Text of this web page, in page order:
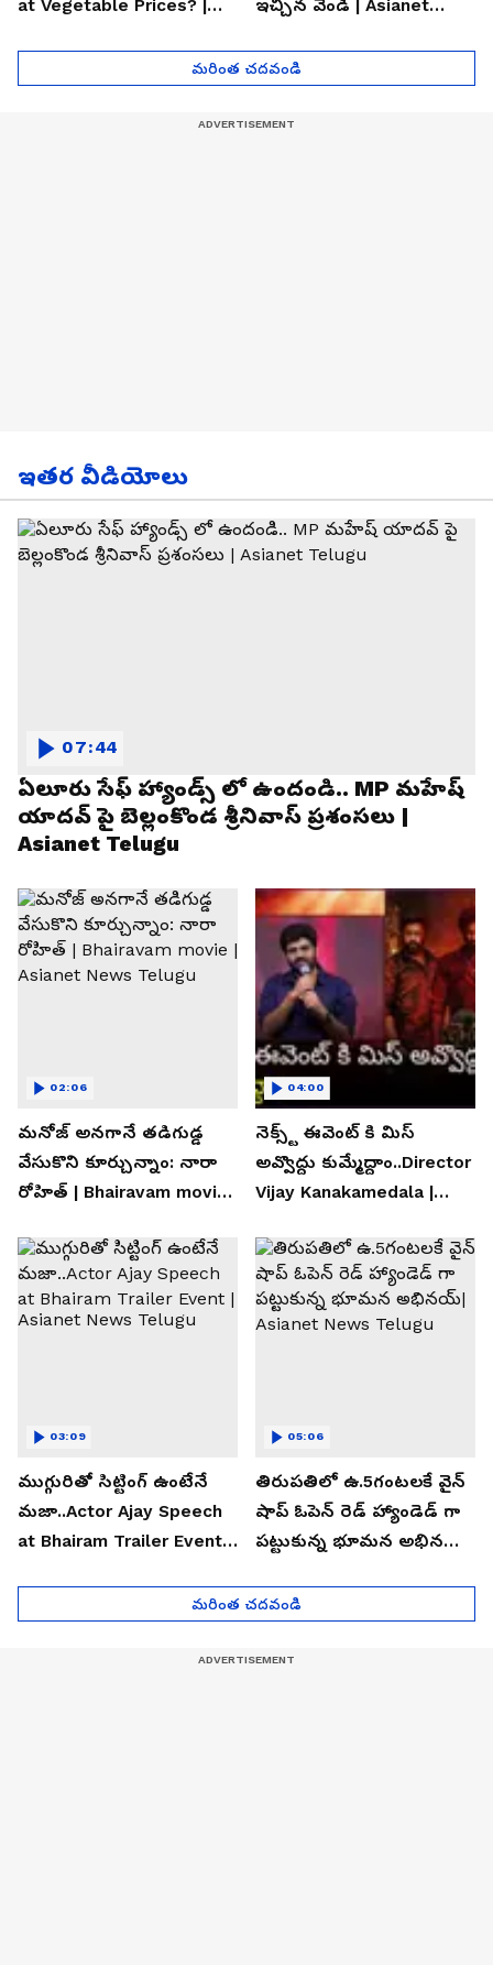
at Vegetable Prices? |
ఇచ్చిన వెండి | Asianet
మరింత చదవండి
ఇతర వీడియోలు
ఏలూరు సేఫ్ హ్యాండ్స్ లో ఉందండి.. MP మహేష్
యాదవ్ పై బెల్లంకొండ శ్రీనివాస్ ప్రశంసలు |
Asianet Telugu
07:44
మనోజ్ అనగానే తడిగుడ్డ
వేసుకొని కూర్చున్నాం: నారా
రోహిత్ | Bhairavam movie |
02:06
నెక్స్ట్ ఈవెంట్ కి మిస్
అవ్వొద్దు కుమ్మేద్దాం..Director
Vijay Kanakamedala |
04:00
ముగ్గురితో సిట్టింగ్ ఉంటేనే
మజా..Actor Ajay Speech
at Bhairam Trailer Event |
03:09
తిరుపతిలో ఉ.5గంటలకే వైన్
షాప్ ఓపెన్ రెడ్ హ్యాండెడ్ గా
పట్టుకున్న భూమన అభినయ్|
05:06
మరింత చదవండి